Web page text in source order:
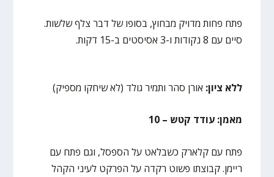
פתח פחות מדויק מבחוץ, בסופו של דבר צלף שלשות.
סיים עם 8 נקודות ו-3 אסיסטים ב-15 דקות.
ללא ציון: אורן סהר ותמיר גולד (לא שיחקו מספיק)
מאמן: עודד קטש – 10
פתח עם קלארק כשבלאט על הספסל, וגם פתח עם
ריימן. קבוצתו פשוט רקדה על הפרקט לעיני הקהל